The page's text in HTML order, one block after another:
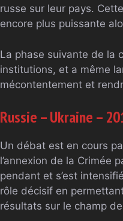
russe sur leur pays.
encore plus puissante
La phase suivante de la
institutions, et a même
mécontentement et
Russie – Ukraine –
Un débat est en cours
l’annexion de la Crimée
pendant et s’est
rôle décisif en
résultats sur le champ